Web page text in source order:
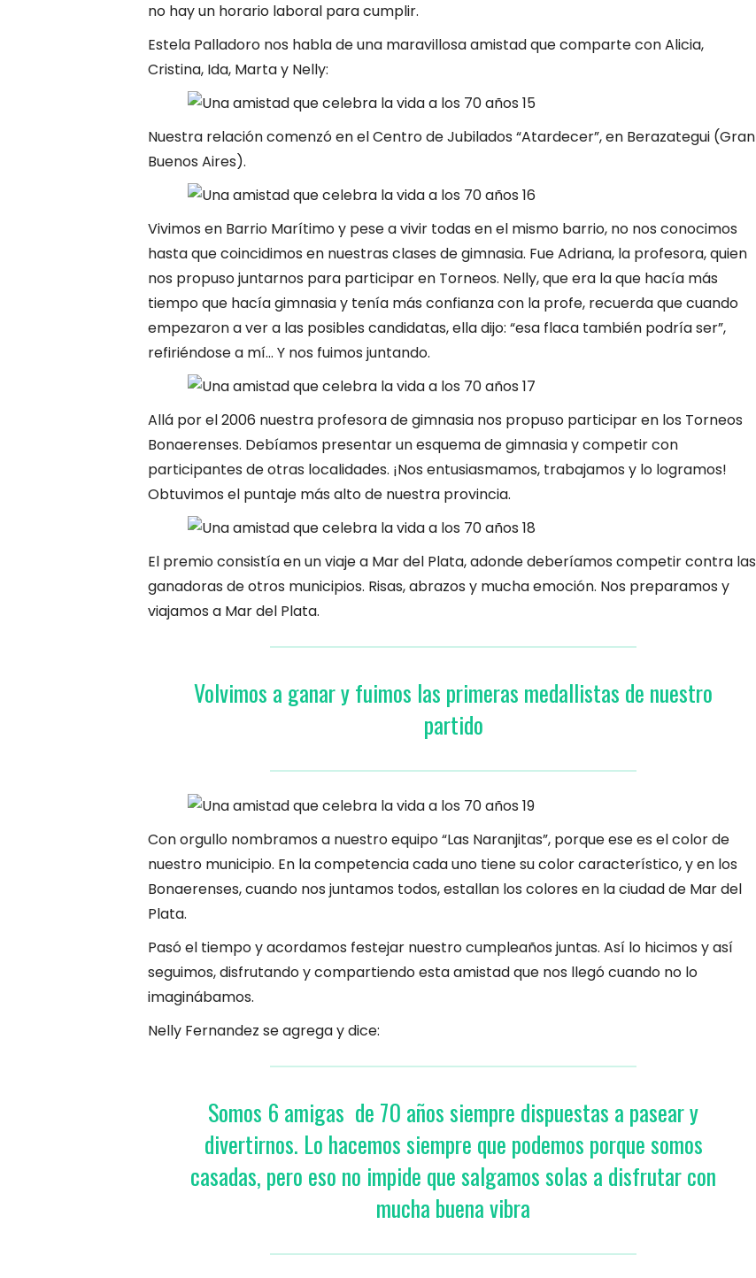
no hay un horario laboral para cumplir.
Estela Palladoro nos habla de una maravillosa amistad que comparte con Alicia,
Cristina, Ida, Marta y Nelly:
Nuestra relación comenzó en el Centro de Jubilados “Atardecer”, en Berazategui (Gran
Buenos Aires).
Vivimos en Barrio Marítimo y pese a vivir todas en el mismo barrio, no nos conocimos
hasta que coincidimos en nuestras clases de gimnasia. Fue Adriana, la profesora, quien
nos propuso juntarnos para participar en Torneos. Nelly, que era la que hacía más
tiempo que hacía gimnasia y tenía más confianza con la profe, recuerda que cuando
empezaron a ver a las posibles candidatas, ella dijo: “esa flaca también podría ser”,
refiriéndose a mí… Y nos fuimos juntando.
Allá por el 2006 nuestra profesora de gimnasia nos propuso participar en los Torneos
Bonaerenses. Debíamos presentar un esquema de gimnasia y competir con
participantes de otras localidades. ¡Nos entusiasmamos, trabajamos y lo logramos!
Obtuvimos el puntaje más alto de nuestra provincia.
El premio consistía en un viaje a Mar del Plata, adonde deberíamos competir contra las
ganadoras de otros municipios. Risas, abrazos y mucha emoción. Nos preparamos y
viajamos a Mar del Plata.
Volvimos a ganar y fuimos las primeras medallistas de nuestro
partido
Con orgullo nombramos a nuestro equipo “Las Naranjitas”, porque ese es el color de
nuestro municipio. En la competencia cada uno tiene su color característico, y en los
Bonaerenses, cuando nos juntamos todos, estallan los colores en la ciudad de Mar del
Plata.
Pasó el tiempo y acordamos festejar nuestro cumpleaños juntas. Así lo hicimos y así
seguimos, disfrutando y compartiendo esta amistad que nos llegó cuando no lo
imaginábamos.
Nelly Fernandez se agrega y dice:
Somos 6 amigas de 70 años siempre dispuestas a pasear y
divertirnos. Lo hacemos siempre que podemos porque somos
casadas, pero eso no impide que salgamos solas a disfrutar con
mucha buena vibra